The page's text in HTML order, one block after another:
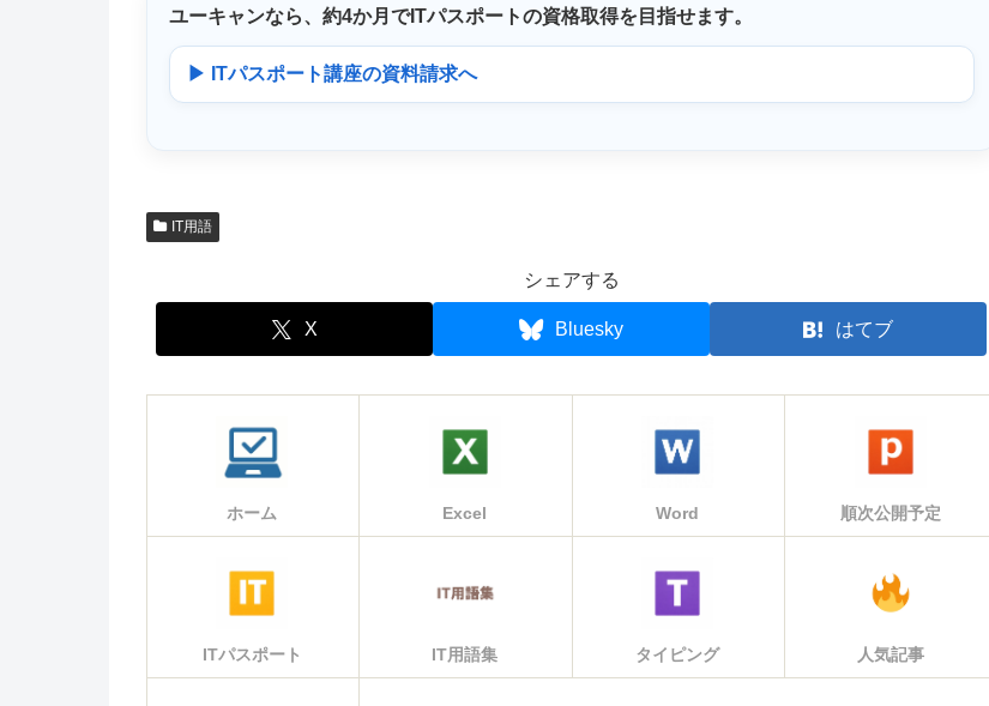
ユーキャンなら、 約4か月 でITパスポートの資格取得を目指せます。
▶ ITパスポート講座の資料請求へ
IT用語
シェアする
X Bluesky はてブ
ホーム Excel Word 順次公開予定
ITパスポート IT用語集 タイピング 人気記事